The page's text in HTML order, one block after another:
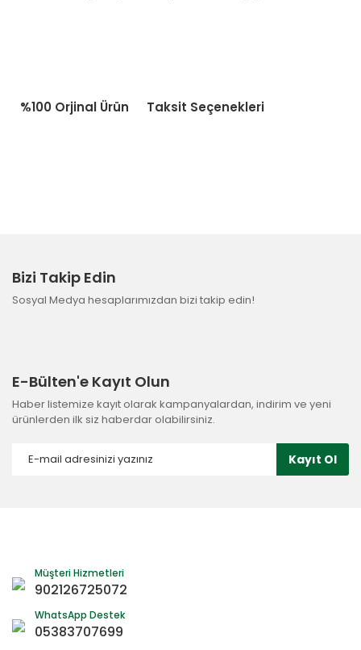
%100 Orjinal Ürün Taksit Seçenekleri
Bizi Takip Edin
Sosyal Medya hesaplarımızdan bizi takip edin!
E-Bülten'e Kayıt Olun
Haber listemize kayıt olarak kampanyalardan, indirim ve yeni
ürünlerden ilk siz haberdar olabilirsiniz.
Kayıt Ol
Müşteri Hizmetleri
902126725072
WhatsApp Destek
05383707699